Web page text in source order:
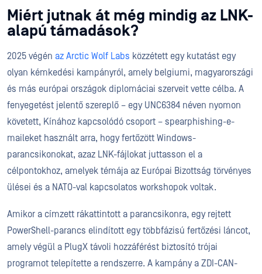
Miért jutnak át még mindig az LNK-
alapú támadások?
2025 végén az Arctic Wolf Labs közzétett egy kutatást egy
olyan kémkedési kampányról, amely belgiumi, magyarországi
és más európai országok diplomáciai szerveit vette célba. A
fenyegetést jelentő szereplő – egy UNC6384 néven nyomon
követett, Kínához kapcsolódó csoport – spearphishing-e-
maileket használt arra, hogy fertőzött Windows-
parancsikonokat, azaz LNK-fájlokat juttasson el a
célpontokhoz, amelyek témája az Európai Bizottság törvényes
ülései és a NATO-val kapcsolatos workshopok voltak.
Amikor a címzett rákattintott a parancsikonra, egy rejtett
PowerShell-parancs elindított egy többfázisú fertőzési láncot,
amely végül a PlugX távoli hozzáférést biztosító trójai
programot telepítette a rendszerre. A kampány a ZDI-CAN-